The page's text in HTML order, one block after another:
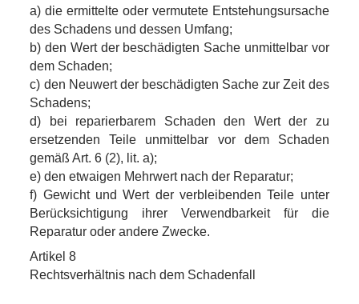
a) die ermittelte oder vermutete Entstehungsursache
des Schadens und dessen Umfang;
b) den Wert der beschädigten Sache unmittelbar vor
dem Schaden;
c) den Neuwert der beschädigten Sache zur Zeit des
Schadens;
d) bei reparierbarem Schaden den Wert der zu
ersetzenden Teile unmittelbar vor dem Schaden
gemäß Art. 6 (2), lit. a);
e) den etwaigen Mehrwert nach der Reparatur;
f) Gewicht und Wert der verbleibenden Teile unter
Berücksichtigung ihrer Verwendbarkeit für die
Reparatur oder andere Zwecke.
Artikel 8
Rechtsverhältnis nach dem Schadenfall